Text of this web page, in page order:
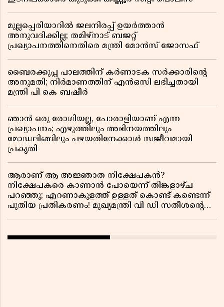
മുല്ലപ്പെരിയാറിൽ ജലനിരപ്പ് ഉയർത്താൻ
അനുവദിക്കില്ല; തമിഴ്നാട് ബജറ്റ്
പ്രഖ്യാപനത്തിനെതിരെ മന്ത്രി മോൻസ് ജോസഫ്
ബൈരക്കുപ്പ പാലത്തിന് കർണാടക സർക്കാരിൻ്റെ
അനുമതി; നിർമാണത്തിന് എൻഒസി ലഭിച്ചതായി
മന്ത്രി പി കെ ബഷീർ
ഞാൻ ഒരു രോഗിയല്ല, പോരാളിയാണ് എന്ന
പ്രഖ്യാപനം; എഴുത്തിലും അഭിനയത്തിലും
മോഡലിങ്ങിലും പഴയതിനേക്കാൾ സജീവമായി
പ്രകൃതി
ആരാണ് ആ അജ്ഞാത നിക്ഷേപകൻ?
നിക്ഷേപകരെ കാണാൻ പോയെന്ന് തിങ്കളാഴ്ച
പറഞ്ഞു; എറണാകുളത്ത് ഉള്ളത് കൊണ്ട് കണ്ടെന്ന്
പുതിയ പ്രതികരണം! മുഖ്യമന്ത്രി വി ഡി സതീശന്റെ